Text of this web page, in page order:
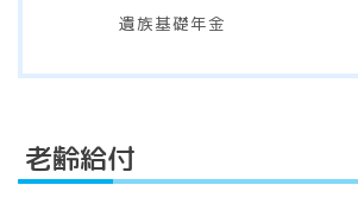
遺族基礎年金
老齢給付